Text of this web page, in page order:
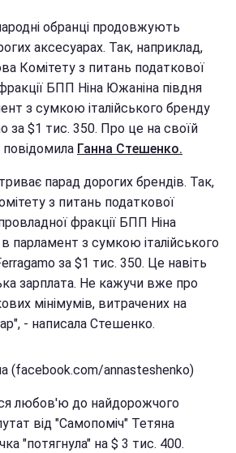
обранці продовжують
аксесуарах. Так, наприклад,
Комітету з питань податкової
БПП Ніна Южаніна півдня
з сумкою італійського бренду
за $1 тис. 350. Про це на своїй
повідомила Ганна Стешенко.
парад дорогих брендів. Так,
з питань податкової
фракції БПП Ніна
парламент з сумкою італійського
за $1 тис. 350. Це навіть
зарплата. Не кажучи вже про
мінімумів, витрачених на
- написала Стешенко.
(facebook.com/annasteshenko)
любов'ю до найдорожчого
від "Самопоміч" Тетяна
"потягнула" на $ 3 тис. 400.